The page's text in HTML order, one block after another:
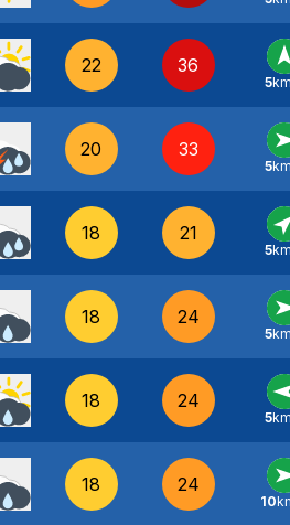
22 36
S
5
20 33
5
18 21
5
18 24
5
18 24
E
5
18 24
10